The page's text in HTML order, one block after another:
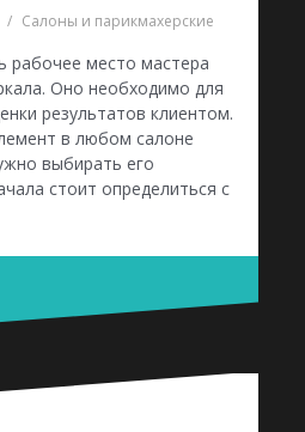
Салоны и парикмахерские
рабочее место мастера
Оно необходимо для
результатов клиентом.
в любом салоне
выбирать его
стоит определиться с